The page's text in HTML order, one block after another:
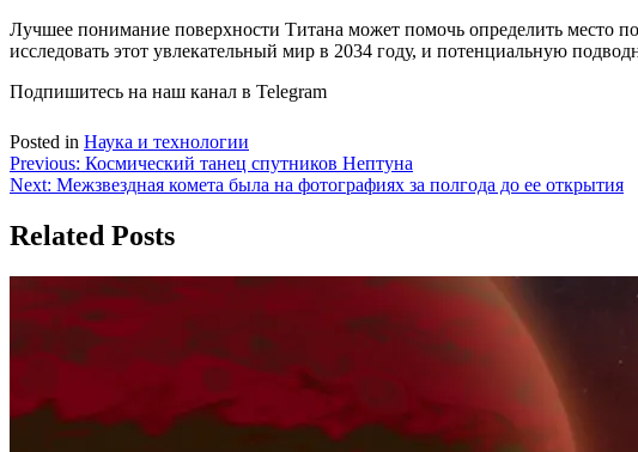
Лучшее понимание поверхности Титана может помочь определить место
исследовать этот увлекательный мир в 2034 году, и потенциальную
Подпишитесь на наш канал в Telegram
Posted in Наука и технологии
Навигация
по
записям
Previous: Космический танец спутников Нептуна
Next: Межзвездная комета была на фотографиях за полгода до ее открытия
Related Posts